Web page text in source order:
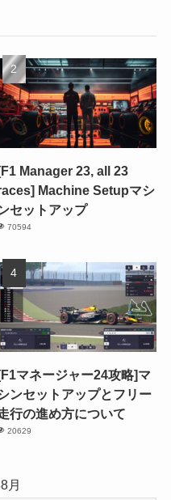
Manager 23, all 23
Machine Setupマシ
セットアップ
70594
マネージャー24攻略]マ
ンセットアップとフリー
行の進め方について
20629
月